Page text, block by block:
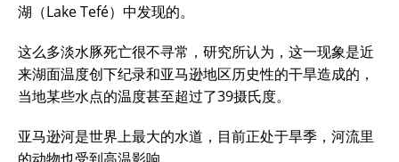
湖（Lake Tefé）中发现的。
这么多淡水豚死亡很不寻常，研究所认为，这一现象是近
来湖面温度创下纪录和亚马逊地区历史性的干旱造成的，
当地某些水点的温度甚至超过了39摄氏度。
亚马逊河是世界上最大的水道，目前正处于旱季，河流里